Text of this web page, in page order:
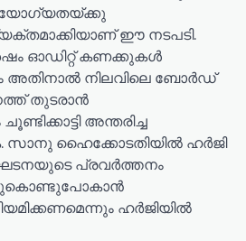
ഈ നടപടി.
ഓഡിറ്റ് കണക്കുകൾ
അതിനാൽ നിലവിലെ ബോർഡ്
തുടരാൻ
അന്തരിച്ച
ഹൈക്കോടതിയിൽ ഹർജി
പ്രവർത്തനം
ഹർജിയിൽ